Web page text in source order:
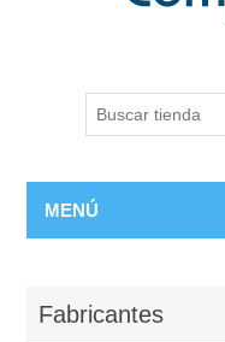
MENÚ
Fabricantes